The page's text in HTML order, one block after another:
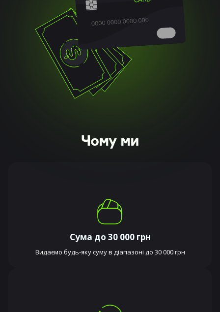
Чому ми
Сума до 30 000 грн
Видаємо будь-яку суму в діапазоні до 30 000 грн